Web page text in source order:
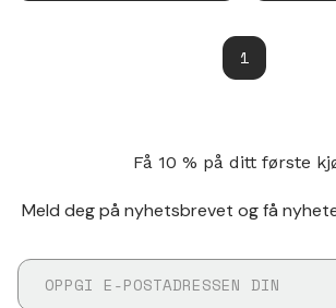
1
Få 10 % på ditt første
Meld deg på nyhetsbrevet og få